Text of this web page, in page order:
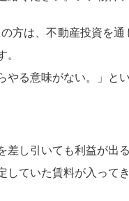
方は、不動産投資を
。
やる意味がない。」と
し引いても利益が出る
ていた賃料が入って